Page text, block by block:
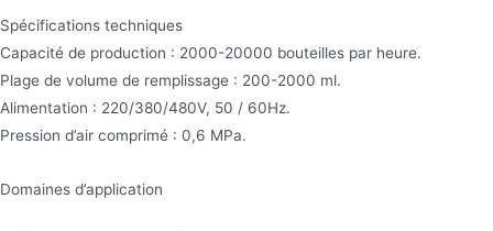
Spécifications techniques
Capacité de production : 2000-20000 bouteilles par heure.
Plage de volume de remplissage : 200-2000 ml.
Alimentation : 220/380/480V, 50 / 60Hz.
Pression d’air comprimé : 0,6 MPa.
Domaines d’application